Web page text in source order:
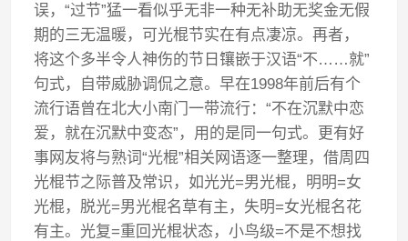
误，“过节”猛一看似乎无非一种无补助无奖金无假
期的三无温暖，可光棍节实在有点凄凉。再者，
将这个多半令人神伤的节日镶嵌于汉语“不……就”
句式，自带威胁调侃之意。早在1998年前后有个
流行语曾在北大小南门一带流行：“不在沉默中恋
爱，就在沉默中变态”，用的是同一句式。更有好
事网友将与熟词“光棍”相关网语逐一整理，借周四
光棍节之际普及常识，如光光=男光棍，明明=女
光棍，脱光=男光棍名草有主，失明=女光棍名花
有主。光复=重回光棍状态，小鸟级=不是不想找